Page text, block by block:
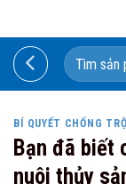
to
content
Search
for:
BÍ QUYẾT CHỐNG
Bạn đã biết
nuôi thủy